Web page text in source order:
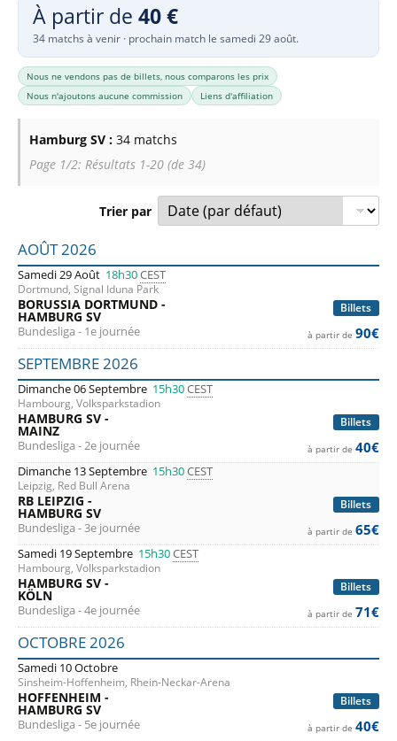
À partir de 40 €
34 matchs à venir · prochain match le samedi 29 août.
Nous ne vendons pas de billets, nous comparons les prix
Nous n'ajoutons aucune commission
Liens d'affiliation
Hamburg SV : 34 matchs
Page 1/2: Résultats 1-20 (de 34)
Trier par
Liste des prochains matchs : Hamburg SV. Colonne 1 :
AOÛT 2026
Samedi 29 Août 18h30CEST
Dortmund, Signal Iduna Park
Billets
BORUSSIA DORTMUND -
HAMBURG SV
Bundesliga - 1e journée à partir de 90€
SEPTEMBRE 2026
Dimanche 06 Septembre 15h30CEST
Hambourg, Volksparkstadion
Billets
HAMBURG SV -
MAINZ
Bundesliga - 2e journée à partir de 40€
Dimanche 13 Septembre 15h30CEST
Leipzig, Red Bull Arena
Billets
RB LEIPZIG -
HAMBURG SV
Bundesliga - 3e journée à partir de 65€
Samedi 19 Septembre 15h30CEST
Hambourg, Volksparkstadion
Billets
HAMBURG SV -
KÖLN
Bundesliga - 4e journée à partir de 71€
OCTOBRE 2026
Samedi 10 Octobre
Sinsheim-Hoffenheim, Rhein-Neckar-Arena
Billets
HOFFENHEIM -
HAMBURG SV
Bundesliga - 5e journée à partir de 40€